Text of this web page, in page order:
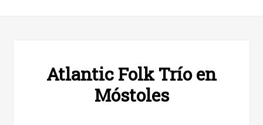
Atlantic Folk Trío en
Móstoles